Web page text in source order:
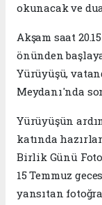
okunacak ve
Akşam saat
önünden
Yürüyüşü,
Meydanı'nda
Yürüyüşün
katında
Birlik Günü
15 Temmuz
yansıtan